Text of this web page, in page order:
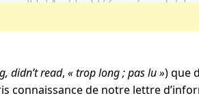
didn’t read, « trop long ; pas lu ») que
connaissance de notre lettre